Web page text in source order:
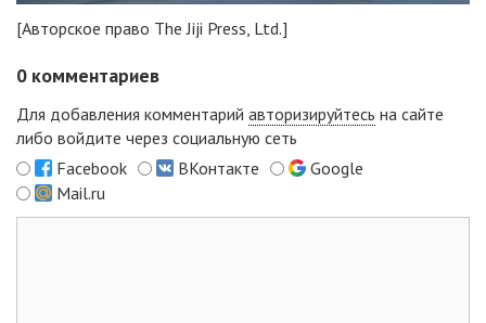
[Авторское право The Jiji Press, Ltd.]
0 комментариев
Для добавления комментарий авторизируйтесь на сайте
либо войдите через социальную сеть
Facebook
ВКонтакте
Google
Mail.ru